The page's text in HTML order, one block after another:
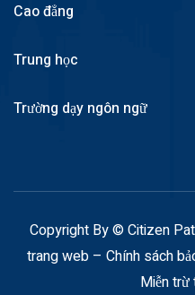
Cao đẳng
Trung học
Trường dạy ngôn ngữ
Copyright By © Citizen
trang web – Chính sách
Miễn trừ